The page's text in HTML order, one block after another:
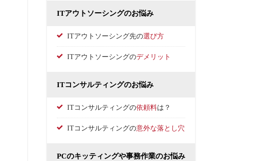
ITアウトソーシングのお悩み
ITアウトソーシング先の選び方
ITアウトソーシングのデメリット
ITコンサルティングのお悩み
ITコンサルティングの依頼料は？
ITコンサルティングの意外な落とし穴
PCのキッティングや事務作業のお悩み